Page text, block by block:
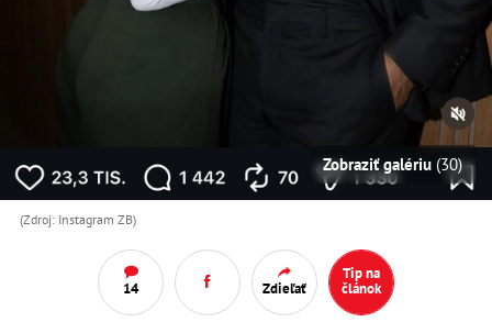
Zobraziť galériu (30)
(Zdroj: Instagram ZB)
14 Zdieľať
Tip na
článok